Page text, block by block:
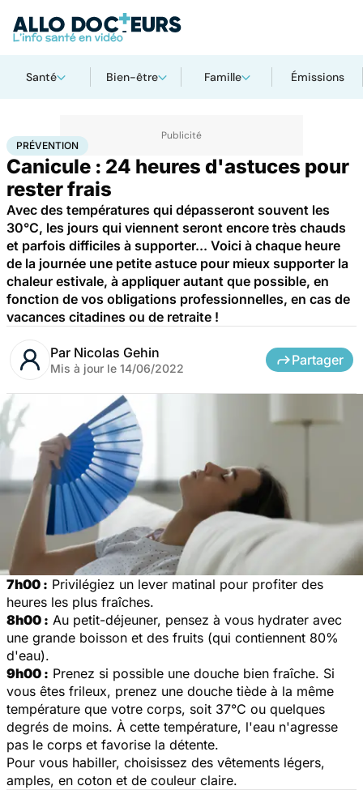
Santé Bien-être Famille Émissions
AccueilSantéMaladies Prévention
PRÉVENTION
Canicule : 24 heures d'astuces pour
rester frais
Avec des températures qui dépasseront souvent les
30°C, les jours qui viennent seront encore très chauds
et parfois difficiles à supporter... Voici à chaque heure
de la journée une petite astuce pour mieux supporter la
chaleur estivale, à appliquer autant que possible, en
fonction de vos obligations professionnelles, en cas de
vacances citadines ou de retraite !
Par Nicolas Gehin
Mis à jour le 14/06/2022
Partager
7h00 : Privilégiez un lever matinal pour profiter des
heures les plus fraîches.
8h00 : Au petit-déjeuner, pensez à vous hydrater avec
une grande boisson et des fruits (qui contiennent 80%
d'eau).
9h00 : Prenez si possible une douche bien fraîche. Si
vous êtes frileux, prenez une douche tiède à la même
température que votre corps, soit 37°C ou quelques
degrés de moins. À cette température, l'eau n'agresse
pas le corps et favorise la détente.
Pour vous habiller, choisissez des vêtements légers,
amples, en coton et de couleur claire.